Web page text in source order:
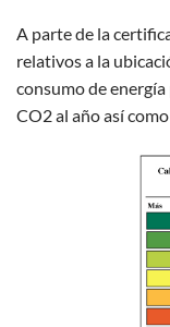
A parte de la
relativos a la
consumo de
CO2 al año así